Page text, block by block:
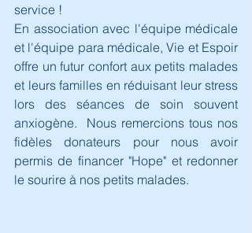
service !
En association avec l'équipe médicale
et l'équipe para médicale, Vie et Espoir
offre un futur confort aux petits malades
et leurs familles en réduisant leur stress
lors des séances de soin souvent
anxiogène.  Nous remercions tous nos
fidèles donateurs pour nous avoir
permis de financer "Hope" et redonner
le sourire à nos petits malades.